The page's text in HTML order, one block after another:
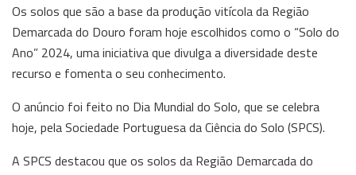
Os solos que são a base da produção vitícola da Região
Demarcada do Douro foram hoje escolhidos como o “Solo do
Ano” 2024, uma iniciativa que divulga a diversidade deste
recurso e fomenta o seu conhecimento.
O anúncio foi feito no Dia Mundial do Solo, que se celebra
hoje, pela Sociedade Portuguesa da Ciência do Solo (SPCS).
A SPCS destacou que os solos da Região Demarcada do